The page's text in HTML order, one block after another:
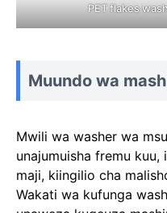
PET flakes
Muundo wa
Mwili wa washer wa
unajumuisha fremu
maji, kiingilio cha
Wakati wa kufunga